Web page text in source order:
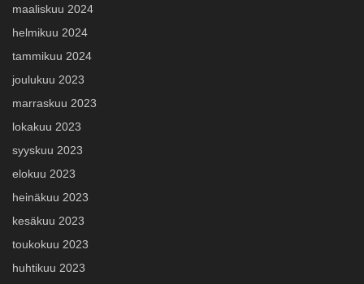
maaliskuu 2024
helmikuu 2024
tammikuu 2024
joulukuu 2023
marraskuu 2023
lokakuu 2023
syyskuu 2023
elokuu 2023
heinäkuu 2023
kesäkuu 2023
toukokuu 2023
huhtikuu 2023